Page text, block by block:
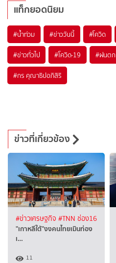
แท็กยอดนิยม
#น้ำท่วม #ข่าววันนี้ #โควิด
#ข่าวทั่วไป #โควิด-19 #ฝนตก
#กร คุณาธิปอภิสิริ
ข่าวที่เกี่ยวข้อง
#ข่าวเศรษฐกิจ #TNN ช่อง16
"เกาหลีใต้"งงคนไทยเมินท่อง
เ…
11